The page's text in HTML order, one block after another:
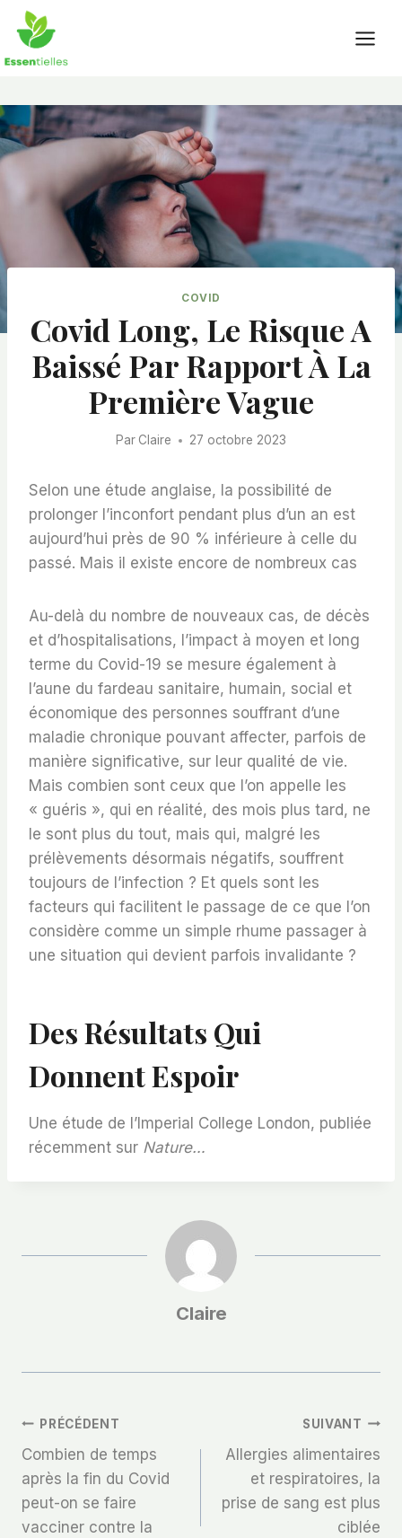
Skip
content
COVID
Covid Long, Le Risque A
Baissé Par Rapport À La
Première Vague
Par Claire 27 octobre 2023
Selon une étude anglaise, la possibilité de
prolonger l’inconfort pendant plus d’un an est
aujourd’hui près de 90 % inférieure à celle du
passé. Mais il existe encore de nombreux cas
Au-delà du nombre de nouveaux cas, de décès
et d’hospitalisations, l’impact à moyen et long
terme du Covid-19 se mesure également à
l’aune du fardeau sanitaire, humain, social et
économique des personnes souffrant d’une
maladie chronique pouvant affecter, parfois de
manière significative, sur leur qualité de vie.
Mais combien sont ceux que l’on appelle les
« guéris », qui en réalité, des mois plus tard, ne
le sont plus du tout, mais qui, malgré les
prélèvements désormais négatifs, souffrent
toujours de l’infection ? Et quels sont les
facteurs qui facilitent le passage de ce que l’on
considère comme un simple rhume passager à
une situation qui devient parfois invalidante ?
Des Résultats Qui
Donnent Espoir
Une étude de l’Imperial College London, publiée
récemment sur Nature…
Claire
Navigation
De
L’article
PRÉCÉDENT
Combien de temps
après la fin du Covid
peut-on se faire
vacciner contre la
SUIVANT
Allergies alimentaires
et respiratoires, la
prise de sang est plus
ciblée